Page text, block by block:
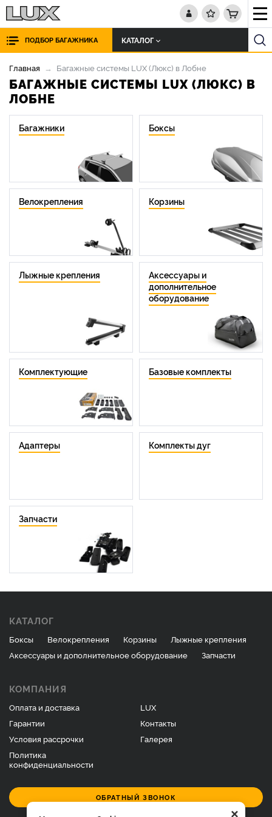
ПОДБОР БАГАЖНИКА КАТАЛОГ
Главная Багажные системы LUX (Люкс) в Лобне
БАГАЖНЫЕ СИСТЕМЫ LUX (ЛЮКС) В
ЛОБНЕ
Багажники Боксы
Велокрепления Корзины
Лыжные крепления
Аксессуары и
дополнительное
оборудование
Комплектующие Базовые комплекты
Адаптеры Комплекты дуг
Запчасти
КАТАЛОГ
Боксы Велокрепления Корзины
Лыжные крепления
Аксессуары и дополнительное оборудование
Запчасти
КОМПАНИЯ
Оплата и доставка
Гарантии
Условия рассрочки
Политика
конфиденциальности
LUX
Контакты
Галерея
ОБРАТНЫЙ ЗВОНОК
×